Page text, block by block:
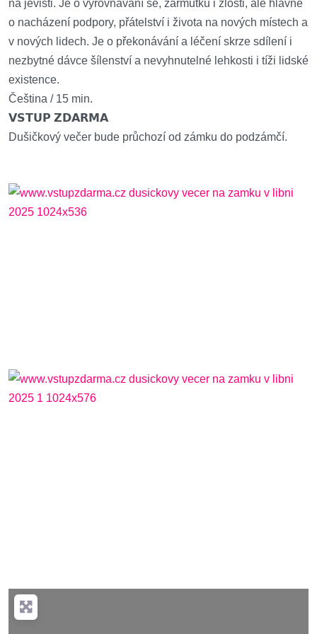
na jevišti. Je o vyrovnávání se, zármutku i zlosti, ale hlavně
o nacházení podpory, přátelství i života na nových místech a
v nových lidech. Je o překonávání a léčení skrze sdílení i
nezbytné dávce šílenství a nevyhnutelné lehkosti i tíži lidské
existence.
Čeština / 15 min.
𝗩𝗦𝗧𝗨𝗣 𝗭𝗗𝗔𝗥𝗠𝗔
Dušičkový večer bude průchozí od zámku do podzámčí.